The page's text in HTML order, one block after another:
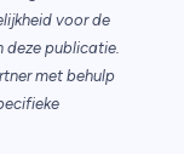
voor de
deze publicatie.
met behulp